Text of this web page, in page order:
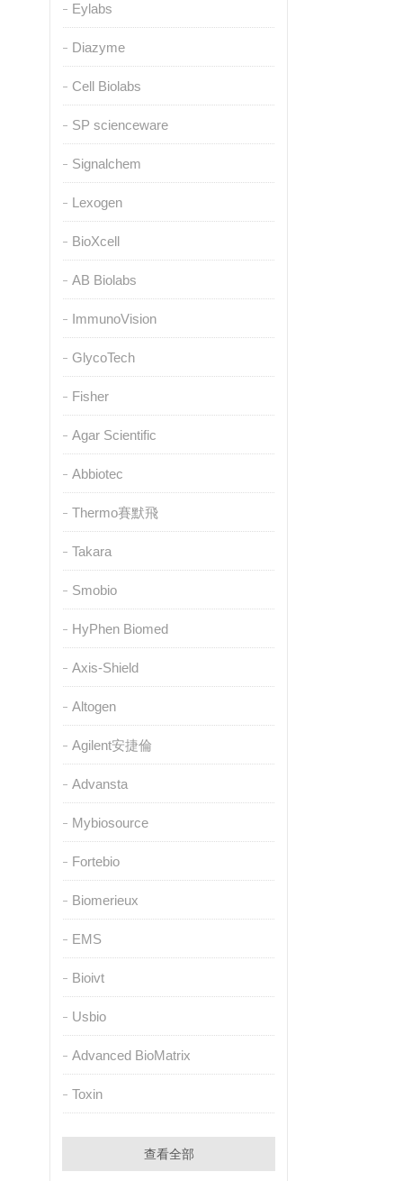
Eylabs
Diazyme
Cell Biolabs
SP scienceware
Signalchem
Lexogen
BioXcell
AB Biolabs
ImmunoVision
GlycoTech
Fisher
Agar Scientific
Abbiotec
Thermo賽默飛
Takara
Smobio
HyPhen Biomed
Axis-Shield
Altogen
Agilent安捷倫
Advansta
Mybiosource
Fortebio
Biomerieux
EMS
Bioivt
Usbio
Advanced BioMatrix
Toxin
查看全部